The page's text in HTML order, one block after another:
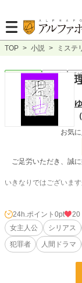
TOP > 小説 > ミステ
ミステリー 連載中 長
お気
ご足労いただき、誠に
いきなりではございま
犯罪に手を染め、裁判
設でございます。
しかし、罪を犯した者
24h.ポイント 0pt
20
女主人公
シリアス
犯罪者
人間ドラマ